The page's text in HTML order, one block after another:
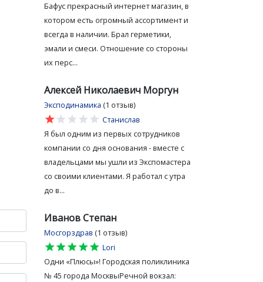
Бафус прекрасный интернет магазин, в
котором есть огромный ассортимент и
всегда в наличии. Брал герметики,
эмали и смеси. Отношение со стороны
их перс...
Алексей Николаевич Моргун
Эксподинамика (1 отзыв)
star
star
star
star
star
Станислав
Я был одним из первых сотрудников
компании со дня основания - вместе с
владельцами мы ушли из Экспомастера
со своими клиентами. Я работал с утра
до в...
Иванов Степан
Мосгорздрав (1 отзыв)
star
star
star
star
star
Lori
Одни «Плюсы»! Городская поликлиника
№ 45 города МосквыРечной вокзал: